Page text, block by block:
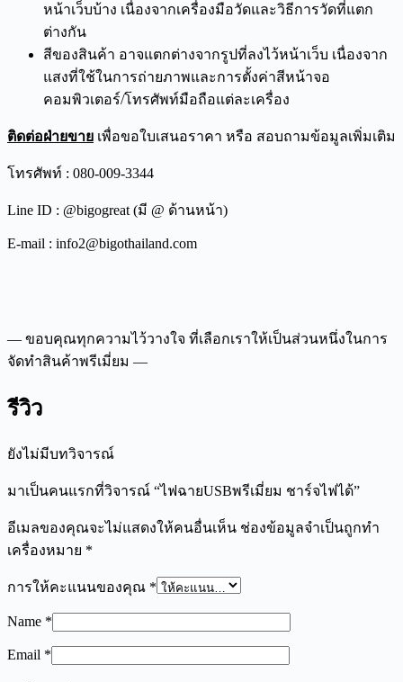
หน้าเว็บบ้าง เนื่องจากเครื่องมือวัดและวิธีการวัดที่แตก
ต่างกัน
สีของสินค้า อาจแตกต่างจากรูปที่ลงไว้หน้าเว็บ เนื่องจาก
แสงที่ใช้ในการถ่ายภาพและการตั้งค่าสีหน้าจอ
คอมพิวเตอร์/โทรศัพท์มือถือแต่ละเครื่อง
ติดต่อฝ่ายขาย เพื่อขอใบเสนอราคา หรือ สอบถามข้อมูลเพิ่มเติม
โทรศัพท์ : 080-009-3344
Line ID : @bigogreat (มี @ ด้านหน้า)
E-mail : info2@bigothailand.com
— ขอบคุณทุกความไว้วางใจ ที่เลือกเราให้เป็นส่วนหนึ่งในการ
จัดทำสินค้าพรีเมี่ยม —
รีวิว
ยังไม่มีบทวิจารณ์
มาเป็นคนแรกที่วิจารณ์ “ไฟฉายUSBพรีเมี่ยม ชาร์จไฟได้”
อีเมลของคุณจะไม่แสดงให้คนอื่นเห็น ช่องข้อมูลจำเป็นถูกทำ
เครื่องหมาย *
การให้คะแนนของคุณ *
Name *
Email *